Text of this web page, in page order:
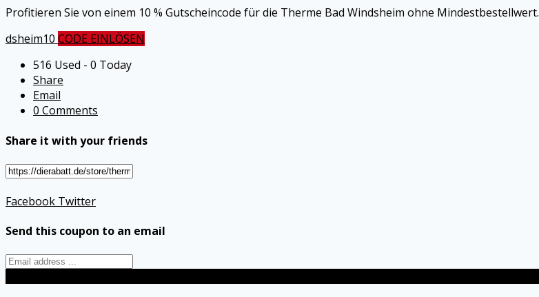
Profitieren Sie von einem 10 % Gutscheincode für die Therme Bad Windsheim ohne Mindestbestellwert.
dsheim10 CODE EINLÖSEN
516 Used - 0 Today
Share
Email
0 Comments
Share it with your friends
Facebook Twitter
Send this coupon to an email